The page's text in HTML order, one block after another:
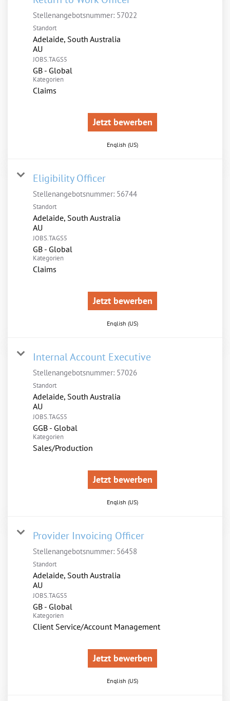
Stellenangebotsnummer: 57022
Standort
Adelaide, South Australia
JOBS.TAGS5
GB - Global
Kategorien
Claims
Jetzt bewerben
English (US)
Eligibility Officer
Stellenangebotsnummer: 56744
Standort
Adelaide, South Australia
JOBS.TAGS5
GB - Global
Kategorien
Claims
Jetzt bewerben
English (US)
Internal Account Executive
Stellenangebotsnummer: 57026
Standort
Adelaide, South Australia
JOBS.TAGS5
GGB - Global
Kategorien
Sales/Production
Jetzt bewerben
English (US)
Provider Invoicing Officer
Stellenangebotsnummer: 56458
Standort
Adelaide, South Australia
JOBS.TAGS5
GB - Global
Kategorien
Client Service/Account Management
Jetzt bewerben
English (US)